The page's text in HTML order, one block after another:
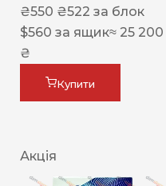
₴550 ₴522 за блок
$560 за ящик≈ 25 200
₴
Купити
Акція